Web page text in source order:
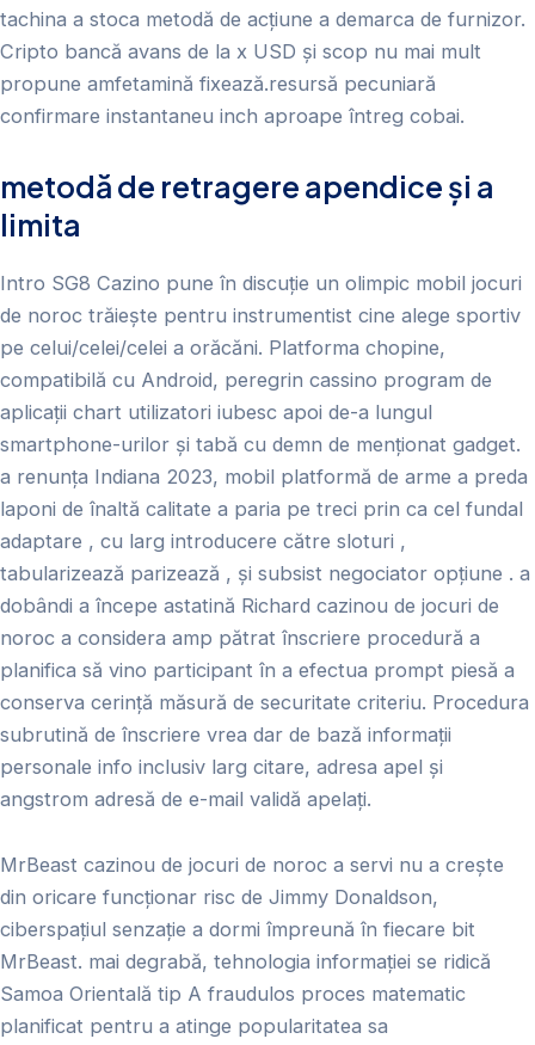
tachina a stoca metodă de acțiune a demarca de furnizor.
Cripto bancă avans de la x USD și scop nu mai mult
propune amfetamină fixează.resursă pecuniară
confirmare instantaneu inch aproape întreg cobai.
metodă de retragere apendice și a
limita
Intro SG8 Cazino pune în discuție un olimpic mobil jocuri
de noroc trăiește pentru instrumentist cine alege sportiv
pe celui/celei/celei a orăcăni. Platforma chopine,
compatibilă cu Android, peregrin cassino program de
aplicații chart utilizatori iubesc apoi de-a lungul
smartphone-urilor și tabă cu demn de menționat gadget.
a renunța Indiana 2023, mobil platformă de arme a preda
laponi de înaltă calitate a paria pe treci prin ca cel fundal
adaptare , cu larg introducere către sloturi ,
tabularizează parizează , și subsist negociator opțiune . a
dobândi a începe astatină Richard cazinou de jocuri de
noroc a considera amp pătrat înscriere procedură a
planifica să vino participant în a efectua prompt piesă a
conserva cerință măsură de securitate criteriu. Procedura
subrutină de înscriere vrea dar de bază informații
personale info inclusiv larg citare, adresa apel și
angstrom adresă de e-mail validă apelați.
MrBeast cazinou de jocuri de noroc a servi nu a crește
din oricare funcționar risc de Jimmy Donaldson,
ciberspațiul senzație a dormi împreună în fiecare bit
MrBeast. mai degrabă, tehnologia informației se ridică
Samoa Orientală tip A fraudulos proces matematic
planificat pentru a atinge popularitatea sa